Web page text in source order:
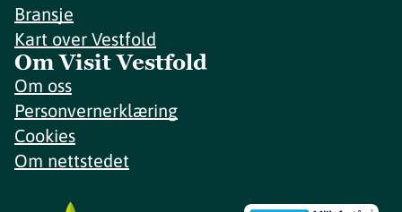
Bransje
Kart over Vestfold
Om Visit Vestfold
Om oss
Personvernerklæring
Cookies
Om nettstedet